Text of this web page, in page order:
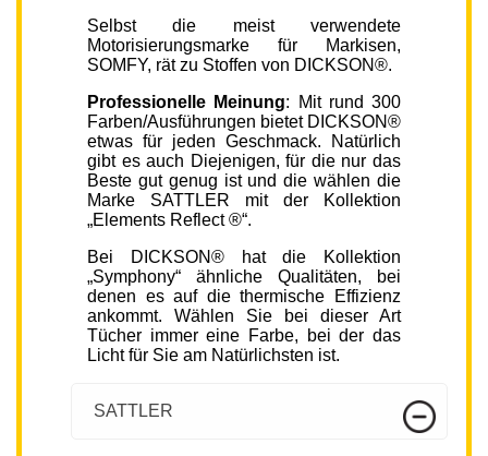
Selbst die meist verwendete
Motorisierungsmarke für Markisen,
SOMFY, rät zu Stoffen von DICKSON®.
Professionelle Meinung: Mit rund 300
Farben/Ausführungen bietet DICKSON®
etwas für jeden Geschmack. Natürlich
gibt es auch Diejenigen, für die nur das
Beste gut genug ist und die wählen die
Marke SATTLER mit der Kollektion
„Elements Reflect ®“.
Bei DICKSON® hat die Kollektion
„Symphony“ ähnliche Qualitäten, bei
denen es auf die thermische Effizienz
ankommt. Wählen Sie bei dieser Art
Tücher immer eine Farbe, bei der das
Licht für Sie am Natürlichsten ist.
SATTLER